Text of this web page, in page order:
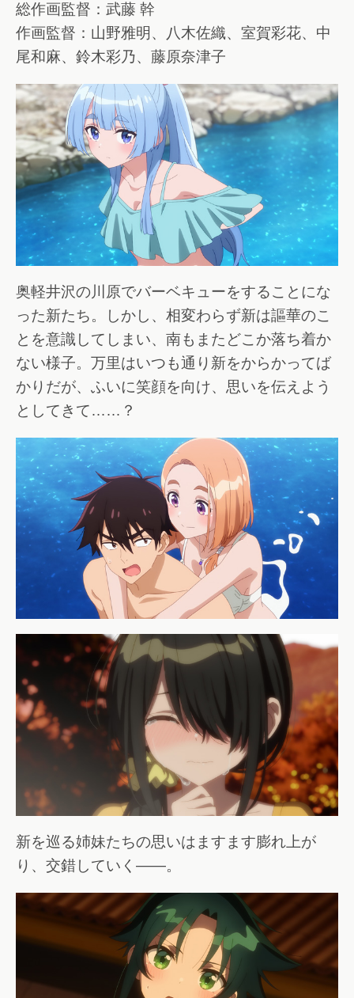
総作画監督：武藤 幹
作画監督：山野雅明、八木佐織、室賀彩花、中
尾和麻、鈴木彩乃、藤原奈津子
奥軽井沢の川原でバーベキューをすることにな
った新たち。しかし、相変わらず新は謳華のこ
とを意識してしまい、南もまたどこか落ち着か
ない様子。万里はいつも通り新をからかってば
かりだが、ふいに笑顔を向け、思いを伝えよう
としてきて……？
新を巡る姉妹たちの思いはますます膨れ上が
り、交錯していく――。